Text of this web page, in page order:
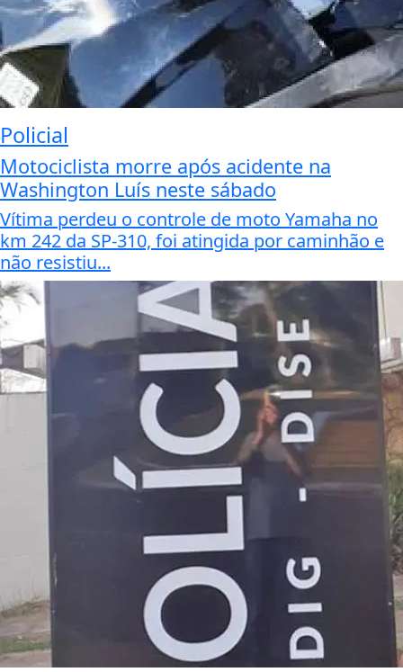
Policial
Motociclista morre após acidente na
Washington Luís neste sábado
Vítima perdeu o controle de moto Yamaha no
km 242 da SP-310, foi atingida por caminhão e
não resistiu...